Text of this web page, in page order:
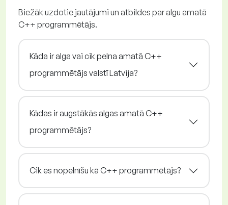
Biežāk uzdotie jautājumi un atbildes par algu amatā
C++ programmētājs.
Kāda ir alga vai cik pelna amatā C++
programmētājs valstī Latvija?
Kādas ir augstākās algas amatā C++
programmētājs?
Cik es nopelnīšu kā C++ programmētājs?